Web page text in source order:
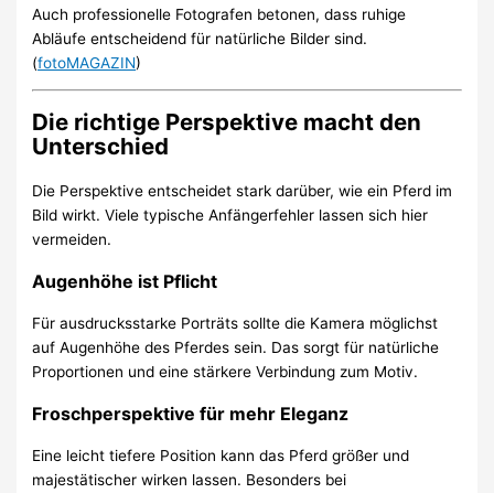
Auch professionelle Fotografen betonen, dass ruhige
Abläufe entscheidend für natürliche Bilder sind.
(fotoMAGAZIN)
Die richtige Perspektive macht den
Unterschied
Die Perspektive entscheidet stark darüber, wie ein Pferd im
Bild wirkt. Viele typische Anfängerfehler lassen sich hier
vermeiden.
Augenhöhe ist Pflicht
Für ausdrucksstarke Porträts sollte die Kamera möglichst
auf Augenhöhe des Pferdes sein. Das sorgt für natürliche
Proportionen und eine stärkere Verbindung zum Motiv.
Froschperspektive für mehr Eleganz
Eine leicht tiefere Position kann das Pferd größer und
majestätischer wirken lassen. Besonders bei